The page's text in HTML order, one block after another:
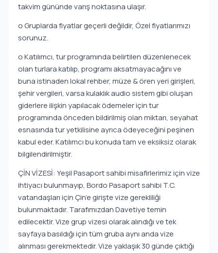
takvim gününde varış noktasına ulaşır.
o Gruplarda fiyatlar geçerli değildir, Özel fiyatlarımızı
sorunuz.
o Katılımcı, tur programında belirtilen düzenlenecek
olan turlara katılıp, programı aksatmayacağını ve
buna istinaden lokal rehber, müze & ören yeri girişleri,
şehir vergileri, varsa kulaklık audio sistem gibi oluşan
giderlere ilişkin yapılacak ödemeler için tur
programında önceden bildirilmiş olan miktarı, seyahat
esnasında tur yetkilisine ayrıca ödeyeceğini peşinen
kabul eder. Katılımcı bu konuda tam ve eksiksiz olarak
bilgilendirilmiştir.
ÇİN VİZESİ: Yeşil Pasaport sahibi misafirlerimiz için vize
ihtiyacı bulunmayıp, Bordo Pasaport sahibi T.C.
vatandaşları için Çin’e girişte vize gerekliliği
bulunmaktadır. Tarafımızdan Davetiye temin
edilecektir. Vize grup vizesi olarak alındığı ve tek
sayfaya basıldığı için tüm gruba aynı anda vize
alınması gerekmektedir. Vize yaklaşık 30 günde çıktığı